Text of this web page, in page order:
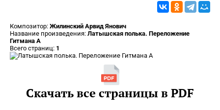
Композитор: Жилинский Арвид Янович
Название произведения: Латышская полька. Переложение
Гитмана А
Всего страниц: 1
Скачать все страницы в PDF